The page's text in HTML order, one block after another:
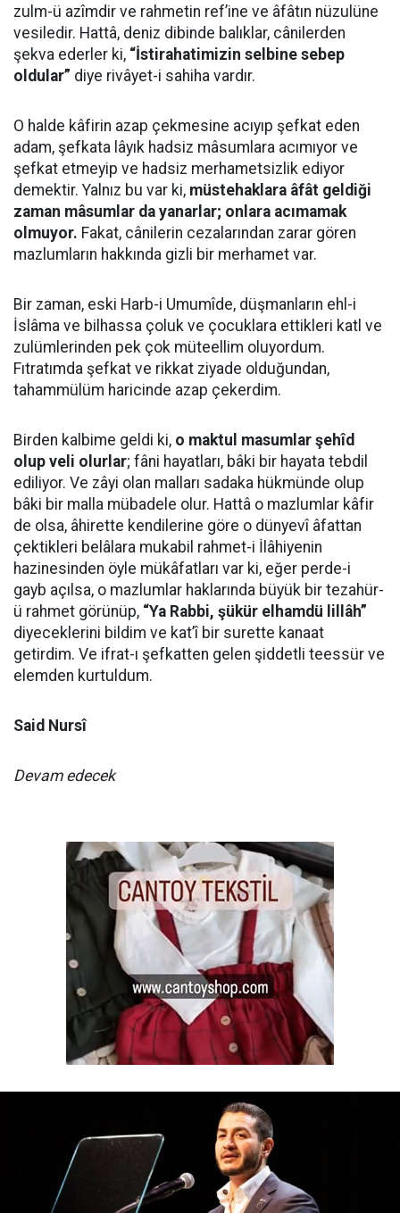
zulm-ü azîmdir ve rahmetin ref’ine ve âfâtın nüzulüne
vesiledir. Hattâ, deniz dibinde balıklar, cânilerden
şekva ederler ki, “İstirahatimizin selbine sebep
oldular” diye rivâyet-i sahiha vardır.
O halde kâfirin azap çekmesine acıyıp şefkat eden
adam, şefkata lâyık hadsiz mâsumlara acımıyor ve
şefkat etmeyip ve hadsiz merhametsizlik ediyor
demektir. Yalnız bu var ki, müstehaklara âfât geldiği
zaman mâsumlar da yanarlar; onlara acımamak
olmuyor. Fakat, cânilerin cezalarından zarar gören
mazlumların hakkında gizli bir merhamet var.
Bir zaman, eski Harb-i Umumîde, düşmanların ehl-i
İslâma ve bilhassa çoluk ve çocuklara ettikleri katl ve
zulümlerinden pek çok müteellim oluyordum.
Fıtratımda şefkat ve rikkat ziyade olduğundan,
tahammülüm haricinde azap çekerdim.
Birden kalbime geldi ki, o maktul masumlar şehîd
olup veli olurlar; fâni hayatları, bâki bir hayata tebdil
ediliyor. Ve zâyi olan malları sadaka hükmünde olup
bâki bir malla mübadele olur. Hattâ o mazlumlar kâfir
de olsa, âhirette kendilerine göre o dünyevî âfattan
çektikleri belâlara mukabil rahmet-i İlâhiyenin
hazinesinden öyle mükâfatları var ki, eğer perde-i
gayb açılsa, o mazlumlar haklarında büyük bir tezahür-
ü rahmet görünüp, “Ya Rabbi, şükür elhamdü lillâh”
diyeceklerini bildim ve kat’î bir surette kanaat
getirdim. Ve ifrat-ı şefkatten gelen şiddetli teessür ve
elemden kurtuldum.
Said Nursî
Devam edecek